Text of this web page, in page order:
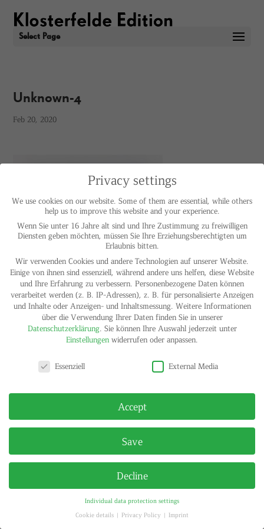
Select Page
Unknown-4
Feb 20, 2020
IMPRINT
PRIVACY POLICY
© HELGA MARIA KLOSTERFELDE | ALL RIGHTS RESERVED
Privacy settings
We use cookies on our website. Some of them are essential, while others
help us to improve this website and your experience.
Wenn Sie unter 16 Jahre alt sind und Ihre Zustimmung zu freiwilligen
Diensten geben möchten, müssen Sie Ihre Erziehungsberechtigten um
Erlaubnis bitten.
Wir verwenden Cookies und andere Technologien auf unserer Website.
Einige von ihnen sind essenziell, während andere uns helfen, diese Website
und Ihre Erfahrung zu verbessern. Personenbezogene Daten können
verarbeitet werden (z. B. IP-Adressen), z. B. für personalisierte Anzeigen
und Inhalte oder Anzeigen- und Inhaltsmessung. Weitere Informationen
über die Verwendung Ihrer Daten finden Sie in unserer
Datenschutzerklärung. Sie können Ihre Auswahl jederzeit unter
Einstellungen widerrufen oder anpassen.
Essenziell
External Media
Accept
Save
Decline
Individual data protection settings
Cookie details
Privacy Policy Imprint